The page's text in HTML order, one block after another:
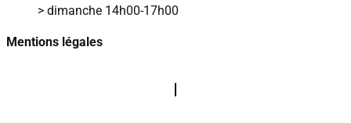
> dimanche 14h00‑17h00
Mentions légales